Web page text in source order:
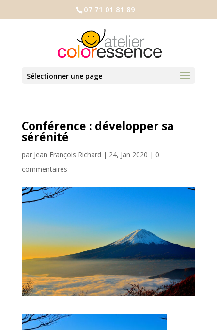
07 71 01 81 89
Sélectionner une page
Conférence : développer sa
sérénité
par Jean François Richard | 24, Jan 2020 | 0
commentaires